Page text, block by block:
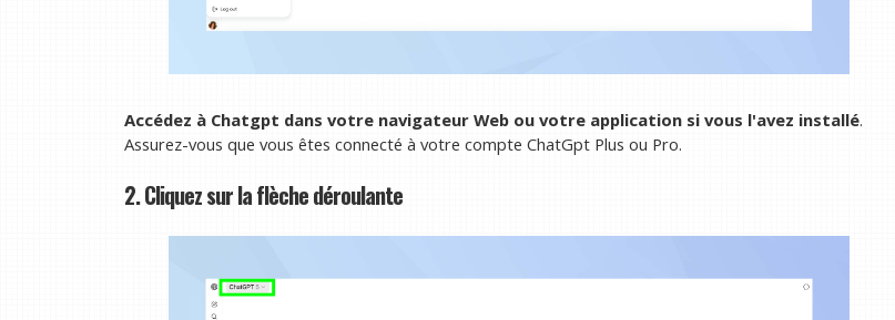
Accédez à Chatgpt dans votre navigateur Web ou votre application si vous l'avez installé.
Assurez-vous que vous êtes connecté à votre compte ChatGpt Plus ou Pro.
2. Cliquez sur la flèche déroulante